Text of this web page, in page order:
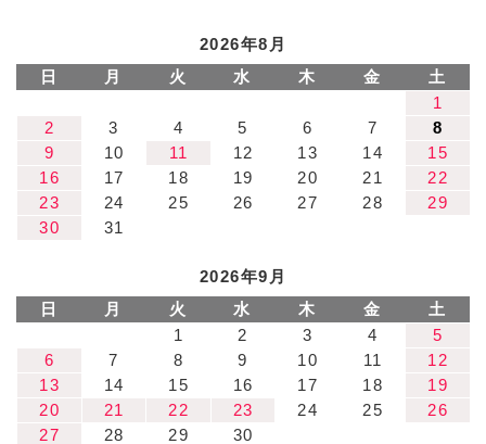
2026年8月
日
月 火 水 木 金
土
1
2
3 4 5 6 7
8
9
10 11 12 13 14
15
16
17 18 19 20 21
22
23
24 25 26 27 28
29
30
31
2026年9月
日
月 火 水 木 金
土
1
2 3 4
5
6
7 8 9 10 11
12
13
14 15 16 17 18
19
20
21 22 23 24 25
26
27
28 29 30